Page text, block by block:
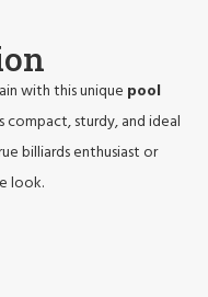
with this unique pool
compact, sturdy, and ideal
billiards enthusiast or
look.